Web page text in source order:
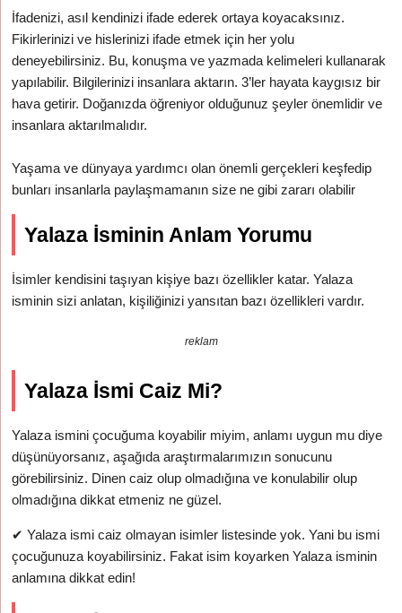
İfadenizi, asıl kendinizi ifade ederek ortaya koyacaksınız.
Fikirlerinizi ve hislerinizi ifade etmek için her yolu
deneyebilirsiniz. Bu, konuşma ve yazmada kelimeleri kullanarak
yapılabilir. Bilgilerinizi insanlara aktarın. 3’ler hayata kaygısız bir
hava getirir. Doğanızda öğreniyor olduğunuz şeyler önemlidir ve
insanlara aktarılmalıdır.
Yaşama ve dünyaya yardımcı olan önemli gerçekleri keşfedip
bunları insanlarla paylaşmamanın size ne gibi zararı olabilir
Yalaza İsminin Anlam Yorumu
İsimler kendisini taşıyan kişiye bazı özellikler katar. Yalaza
isminin sizi anlatan, kişiliğinizi yansıtan bazı özellikleri vardır.
reklam
Yalaza İsmi Caiz Mi?
Yalaza ismini çocuğuma koyabilir miyim, anlamı uygun mu diye
düşünüyorsanız, aşağıda araştırmalarımızın sonucunu
görebilirsiniz. Dinen caiz olup olmadığına ve konulabilir olup
olmadığına dikkat etmeniz ne güzel.
✔ Yalaza ismi caiz olmayan isimler listesinde yok. Yani bu ismi
çocuğunuza koyabilirsiniz. Fakat isim koyarken Yalaza isminin
anlamına dikkat edin!